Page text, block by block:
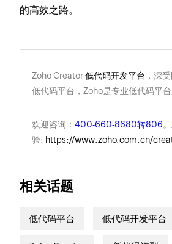
的高效之路。
Zoho Creator低代码开发平台 ，深
低代码平台，Zoho是专业低代码平台
欢迎咨询： 400-660-8680转806
验: https://www.zoho.com.cn/
相关话题
低代码平台 低代码开发平台